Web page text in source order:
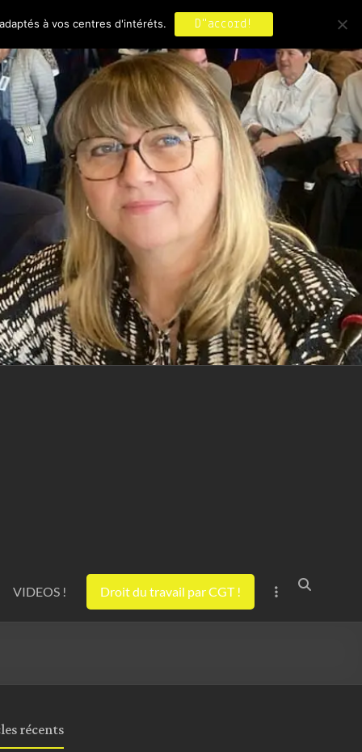
VIDEOS ! Droit du travail par CGT !
récents
à vos centres d'intéréts. D"accord!